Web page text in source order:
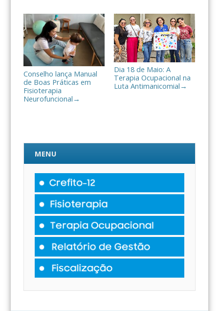
Conselho lança Manual
de Boas Práticas em
Fisioterapia
Neurofuncional →
Dia 18 de Maio: A
Terapia Ocupacional na
Luta Antimanicomial →
MENU